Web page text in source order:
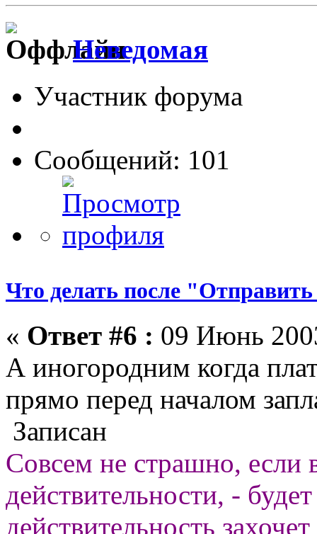
Неведомая
Участник форума
Сообщений: 101
Что делать после
« Ответ #6 : 09 Июнь
А иногородним когда
прямо перед началом
Записан
Совсем не страшно, если
действительности, -
действительность